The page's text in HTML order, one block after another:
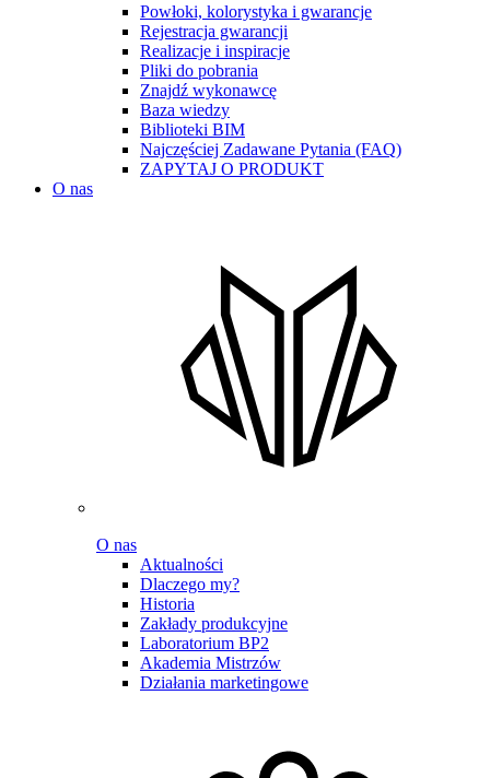
Powłoki, kolorystyka i gwarancje
Rejestracja gwarancji
Realizacje i inspiracje
Pliki do pobrania
Znajdź wykonawcę
Baza wiedzy
Biblioteki BIM
Najczęściej Zadawane Pytania (FAQ)
ZAPYTAJ O PRODUKT
O nas
O nas
Aktualności
Dlaczego my?
Historia
Zakłady produkcyjne
Laboratorium BP2
Akademia Mistrzów
Działania marketingowe